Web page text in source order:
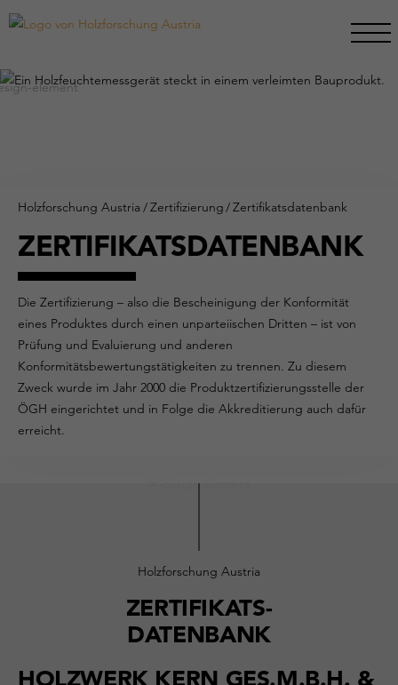
Holzforschung Austria /Zertifizierung/Zertifikatsdatenbank
ZERTIFIKATSDATENBANK
Die Zertifizierung – also die Bescheinigung der Konformität
eines Produktes durch einen unparteiischen Dritten – ist von
Prüfung und Evaluierung und anderen
Konformitätsbewertungstätigkeiten zu trennen. Zu diesem
Zweck wurde im Jahr 2000 die Produktzertifizierungsstelle der
ÖGH eingerichtet und in Folge die Akkreditierung auch dafür
erreicht.
Holzforschung Austria
ZERTIFIKATS-
DATENBANK
HOLZWERK KERN GES.M.B.H. &